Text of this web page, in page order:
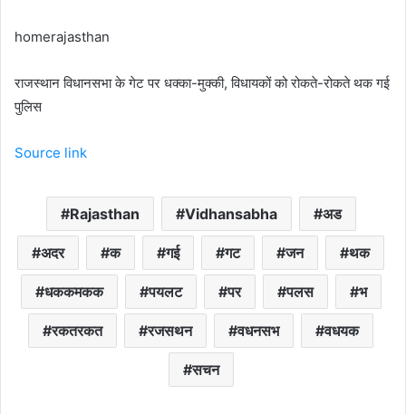
homerajasthan
राजस्थान विधानसभा के गेट पर धक्का-मुक्की, विधायकों को रोकते-रोकते थक गई
पुलिस
Source link
Rajasthan Vidhansabha अड
अदर क गई गट जन थक
धककमकक पयलट पर पलस भ
रकतरकत रजसथन वधनसभ वधयक
सचन